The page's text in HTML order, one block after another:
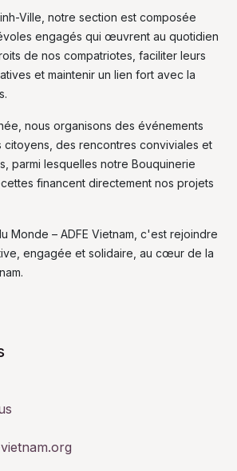
Ville, notre section est composée
engagés qui œuvrent au quotidien
de nos compatriotes, faciliter leurs
et maintenir un lien fort avec la
nous organisons des événements
citoyens, des rencontres conviviales et
parmi lesquelles notre Bouquinerie
financent directement nos projets
Monde – ADFE Vietnam, c'est rejoindre
engagée et solidaire, au cœur de la